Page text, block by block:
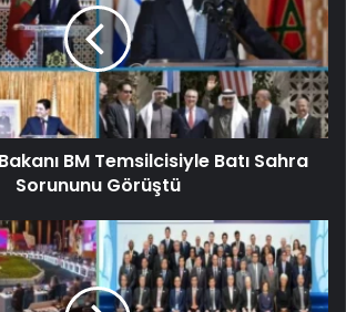
BM Temsilcisiyle Batı Sahra
Sorununu Görüştü